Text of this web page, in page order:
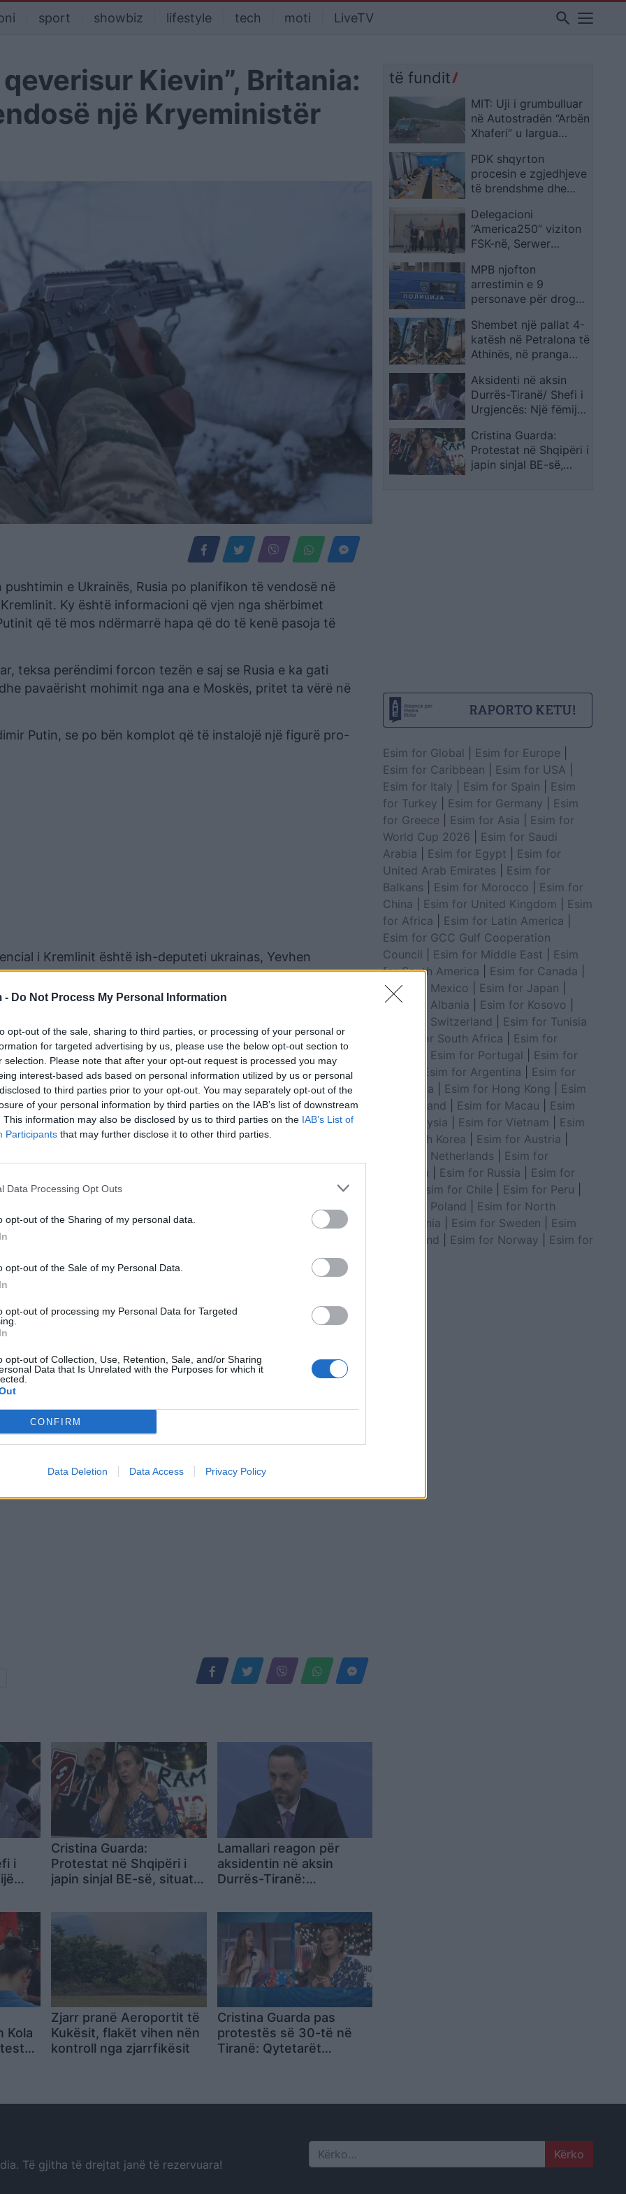
- Do Not Process My Personal Information
opt-out of the sale, sharing to third parties, or processing of your personal or
for targeted advertising by us, please use the below opt-out section to
selection. Please note that after your opt-out request is processed you may
interest-based ads based on personal information utilized by us or personal
to third parties prior to your opt-out. You may separately opt-out of the
of your personal information by third parties on the IAB’s list of downstream
This information may also be disclosed by us to third parties on the IAB’s List of
Participants that may further disclose it to other third parties.
Data Processing Opt Outs
opt-out of the Sharing of my personal data.
opt-out of the Sale of my Personal Data.
opt-out of processing my Personal Data for Targeted
opt-out of Collection, Use, Retention, Sale, and/or Sharing
Data that Is Unrelated with the Purposes for which it
CONFIRM
Data Deletion Data Access Privacy Policy
sport showbiz lifestyle tech moti LiveTV search
Kievin”, Britania:
një Kryeministër
e Ukrainës, Rusia po planifikon të vendosë në
Ky është informacioni që vjen nga shërbimet
që të mos ndërmarrë hapa që do të kenë pasoja të
teksa perëndimi forcon tezën e saj se Rusia e ka gati
pavaërisht mohimit nga ana e Moskës, pritet ta vërë në
Putin, se po bën komplot që të instalojë një figurë pro-
i Kremlinit është ish-deputeti ukrainas, Yevhen
kufirit me Ukrainën, por mohon se po planifikon që ta
alarmin: Putini po planifikon
bërthamore të
i
Cristina Guarda:
Protestat në Shqipëri i
japin sinjal BE-së, situata
Lamallari reagon për
aksidentin në aksin
Durrës-Tiranë:
Hasimi, shërim të shpejtë
të plagosurve
Kola
Zjarr pranë Aeroportit të
Kukësit, flakët vihen nën
kontroll nga zjarrfikësit
Cristina Guarda pas
protestës së 30-të në
Tiranë: Qytetarët
të fundit
MIT: Uji i grumbulluar
në Autostradën “Arbën
Xhaferi” u largua
ndërhyrjes në terren
PDK shqyrton
procesin e zgjedhjeve
të brendshme dhe
politike
Delegacioni
“America250” viziton
FSK-në, Serwer
misionet
ndërkombëtare
MPB njofton
arrestimin e 9
personave për drogë
ndaluara zbulohen
edhe në Burgun e
Idrizovës
Shembet një pallat 4-
katësh në Petralona të
Athinës, në pranga
kontraktorët pas
dyshimeve për
punimet pranë
Aksidenti në aksin
Durrës-Tiranë/ Shefi i
Urgjencës: Një fëmijë
rëndë ndërsa 5 të
tjerë janë në operim
Cristina Guarda:
Protestat në Shqipëri i
japin sinjal BE-së,
Esim for Global Esim for Europe
Esim for Caribbean
Esim for USA
Esim for Italy
Esim for Spain
Esim
for Turkey
Esim for Germany
Esim
for Greece
Esim for Asia
Esim for
World Cup 2026
Esim for Saudi
Arabia
Esim for Egypt
Esim for
United Arab Emirates
Esim for
Balkans
Esim for Morocco
Esim for
China
Esim for United Kingdom
Esim
for Africa
Esim for Latin America
Esim for GCC Gulf Cooperation
Council
Esim for Middle East
Esim
for South America
Esim for Canada
Esim for Mexico
Esim for Japan
Esim for Albania
Esim for Kosovo
Esim for Switzerland
Esim for Tunisia
Esim for South Africa
Esim for
Esim for Portugal
Esim for
Esim for Argentina
Esim for
Colombia
Esim for Hong Kong
Esim
for Thailand
Esim for Macau
Esim
for Malaysia
Esim for Vietnam
Esim
for South Korea
Esim for Austria
Esim for Netherlands
Esim for
Australia
Esim for Russia
Esim for
Esim for Chile Esim for Peru
Esim for Poland
Esim for North
Macedonia
Esim for Sweden
Esim
for Finland
Esim for Norway
Esim for
Të gjitha të drejtat janë të rezervuara! Search